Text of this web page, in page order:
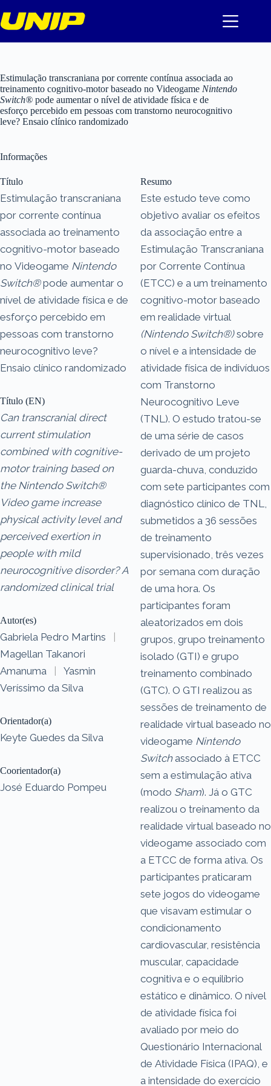
para
o
Estimulação transcraniana por corrente contínua associada ao
treinamento cognitivo-motor baseado no Videogame Nintendo
Switch® pode aumentar o nível de atividade física e de
esforço percebido em pessoas com transtorno neurocognitivo
leve? Ensaio clínico randomizado
Informações
Título
Estimulação transcraniana
por corrente contínua
associada ao treinamento
cognitivo-motor baseado
no Videogame Nintendo
Switch®pode aumentar o
nível de atividade física e de
esforço percebido em
pessoas com transtorno
neurocognitivo leve?
Ensaio clínico randomizado
Título (EN)
Can transcranial direct
current stimulation
combined with cognitive-
motor training based on
the Nintendo Switch®
Video game increase
physical activity level and
perceived exertion in
people with mild
neurocognitive disorder? A
randomized clinical trial
Autor(es)
Gabriela Pedro Martins
|
Magellan Takanori
Amanuma
|
Yasmin
Veríssimo da Silva
Orientador(a)
Keyte Guedes da Silva
Coorientador(a)
José Eduardo Pompeu
Resumo
Este estudo teve como
objetivo avaliar os efeitos
da associação entre a
Estimulação Transcraniana
por Corrente Contínua
(ETCC) e a um treinamento
cognitivo-motor baseado
em realidade virtual
(Nintendo Switch®)sobre
o nível e a intensidade de
atividade física de indivíduos
com Transtorno
Neurocognitivo Leve
(TNL). O estudo tratou-se
de uma série de casos
derivado de um projeto
guarda-chuva, conduzido
com sete participantes com
diagnóstico clínico de TNL,
submetidos a 36 sessões
de treinamento
supervisionado, três vezes
por semana com duração
de uma hora. Os
participantes foram
aleatorizados em dois
grupos, grupo treinamento
isolado (GTI) e grupo
treinamento combinado
(GTC). O GTI realizou as
sessões de treinamento de
realidade virtual baseado no
videogame Nintendo
Switchassociado à ETCC
sem a estimulação ativa
(modo Sham). Já o GTC
realizou o treinamento da
realidade virtual baseado no
videogame associado com
a ETCC de forma ativa. Os
participantes praticaram
sete jogos do videogame
que visavam estimular o
condicionamento
cardiovascular, resistência
muscular, capacidade
cognitiva e o equilíbrio
estático e dinâmico. O nível
de atividade física foi
avaliado por meio do
Questionário Internacional
de Atividade Física (IPAQ), e
a intensidade do exercício